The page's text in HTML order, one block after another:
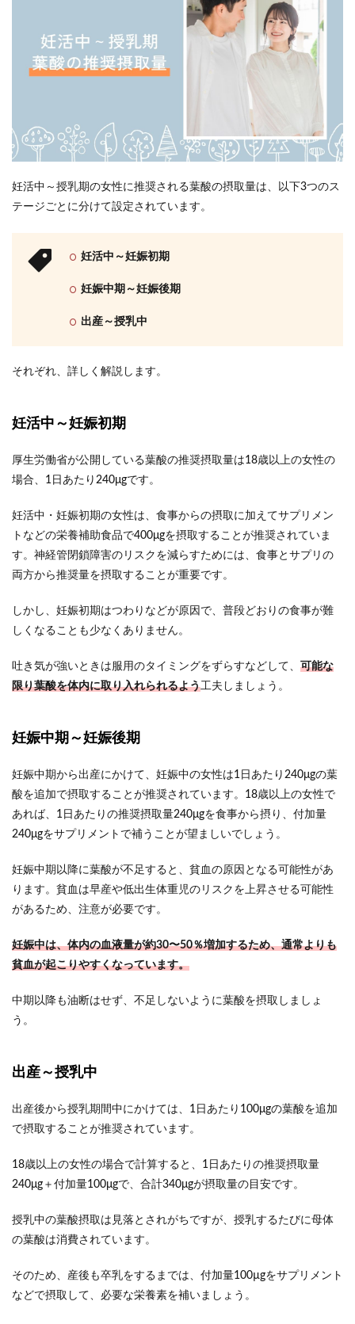
妊活中～授乳期の女性に推奨される葉酸の摂取量は、以下3つのス
テージごとに分けて設定されています。
妊活中～妊娠初期
妊娠中期～妊娠後期
出産～授乳中
それぞれ、詳しく解説します。
妊活中～妊娠初期
厚生労働省が公開している葉酸の推奨摂取量は18歳以上の女性の
場合、1日あたり240μgです。
妊活中・妊娠初期の女性は、食事からの摂取に加えてサプリメン
トなどの栄養補助食品で400μgを摂取することが推奨されていま
す。神経管閉鎖障害のリスクを減らすためには、食事とサプリの
両方から推奨量を摂取することが重要です。
しかし、妊娠初期はつわりなどが原因で、普段どおりの食事が難
しくなることも少なくありません。
吐き気が強いときは服用のタイミングをずらすなどして、 可能な
限り葉酸を体内に取り入れられるよう工夫しましょう。
妊娠中期～妊娠後期
妊娠中期から出産にかけて、妊娠中の女性は1日あたり240μgの葉
酸を追加で摂取することが推奨されています。18歳以上の女性で
あれば、1日あたりの推奨摂取量240μgを食事から摂り、付加量
240μgをサプリメントで補うことが望ましいでしょう。
妊娠中期以降に葉酸が不足すると、貧血の原因となる可能性があ
ります。貧血は早産や低出生体重児のリスクを上昇させる可能性
があるため、注意が必要です。
妊娠中は、体内の血液量が約30〜50％増加するため、通常よりも
貧血が起こりやすくなっています。
中期以降も油断はせず、不足しないように葉酸を摂取しましょ
う。
出産～授乳中
出産後から授乳期間中にかけては、1日あたり100μgの葉酸を追加
で摂取することが推奨されています。
18歳以上の女性の場合で計算すると、1日あたりの推奨摂取量
240μg＋付加量100μgで、合計340μgが摂取量の目安です。
授乳中の葉酸摂取は見落とされがちですが、授乳するたびに母体
の葉酸は消費されています。
そのため、産後も卒乳をするまでは、付加量100µgをサプリメント
などで摂取して、必要な栄養素を補いましょう。